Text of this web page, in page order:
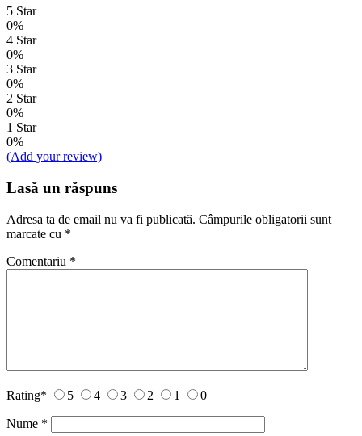
5 Star
0%
4 Star
0%
3 Star
0%
2 Star
0%
1 Star
0%
(Add your review)
Lasă un răspuns
Adresa ta de email nu va fi publicată. Câmpurile obligatorii sunt
marcate cu *
Comentariu *
Rating* 5 4 3 2 1 0
Nume *